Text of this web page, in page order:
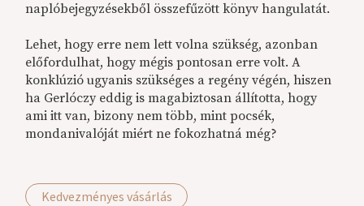
Kedvezményes vásárlás
naplóbejegyzésekből összefűzött könyv hangulatát.
Lehet, hogy erre nem lett volna szükség, azonban
előfordulhat, hogy mégis pontosan erre volt. A
konklúzió ugyanis szükséges a regény végén, hiszen
ha Gerlóczy eddig is magabiztosan állította, hogy
ami itt van, bizony nem több, mint pocsék,
mondanivalóját miért ne fokozhatná még?